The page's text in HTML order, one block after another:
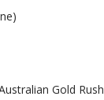
Gold Rush